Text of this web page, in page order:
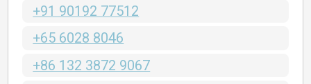
+91 90192 77512
+65 6028 8046
+86 132 3872 9067